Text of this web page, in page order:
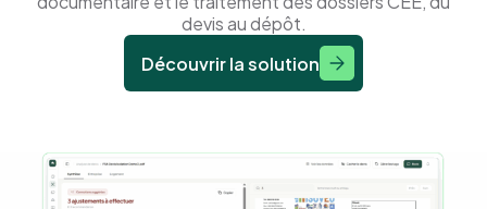
devis au dépôt.
Découvrir la solution